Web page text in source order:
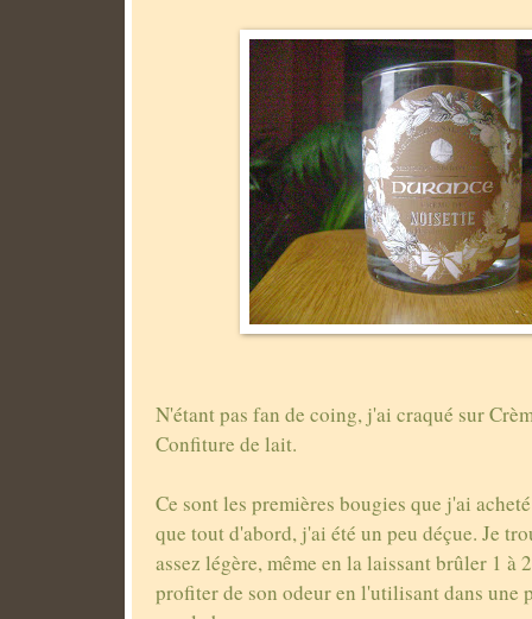
N'étant pas fan de coing, j'ai craqué sur
Confiture de lait.
Ce sont les premières bougies que j'ai
que tout d'abord, j'ai été un peu déçue. Je
assez légère, même en la laissant brûler 1 à
profiter de son odeur en l'utilisant dans une